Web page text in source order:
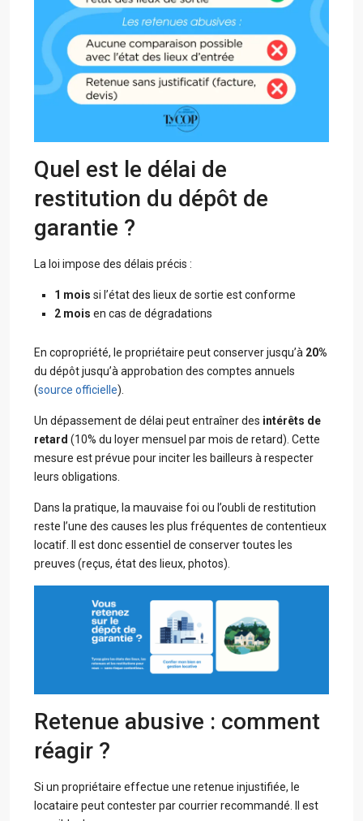
Quel est le délai de
restitution du dépôt de
garantie ?
La loi impose des délais précis :
1 mois si l’état des lieux de sortie est conforme
2 mois en cas de dégradations
En copropriété, le propriétaire peut conserver jusqu’à 20%
du dépôt jusqu’à approbation des comptes annuels
(source officielle).
Un dépassement de délai peut entraîner des intérêts de
retard (10% du loyer mensuel par mois de retard). Cette
mesure est prévue pour inciter les bailleurs à respecter
leurs obligations.
Dans la pratique, la mauvaise foi ou l’oubli de restitution
reste l’une des causes les plus fréquentes de contentieux
locatif. Il est donc essentiel de conserver toutes les
preuves (reçus, état des lieux, photos).
Retenue abusive : comment
réagir ?
Si un propriétaire effectue une retenue injustifiée, le
locataire peut contester par courrier recommandé. Il est